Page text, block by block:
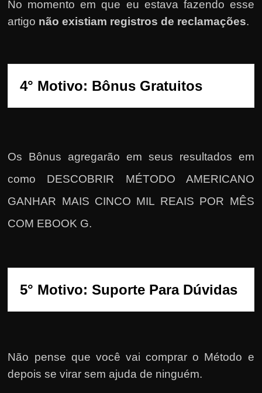
m
o
No momento em que eu estava fazendo esse
artigo não existiam registros de reclamações.
Os Bônus agregarão em seus resultados em
como DESCOBRIR MÉTODO AMERICANO
GANHAR MAIS CINCO MIL REAIS POR MÊS
COM EBOOK G.
5° Motivo: Suporte Para Dúvidas
Não pense que você vai comprar o Método e
depois se virar sem ajuda de ninguém.